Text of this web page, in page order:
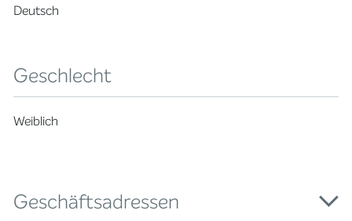
Deutsch
Geschlecht
Weiblich
Geschäftsadressen